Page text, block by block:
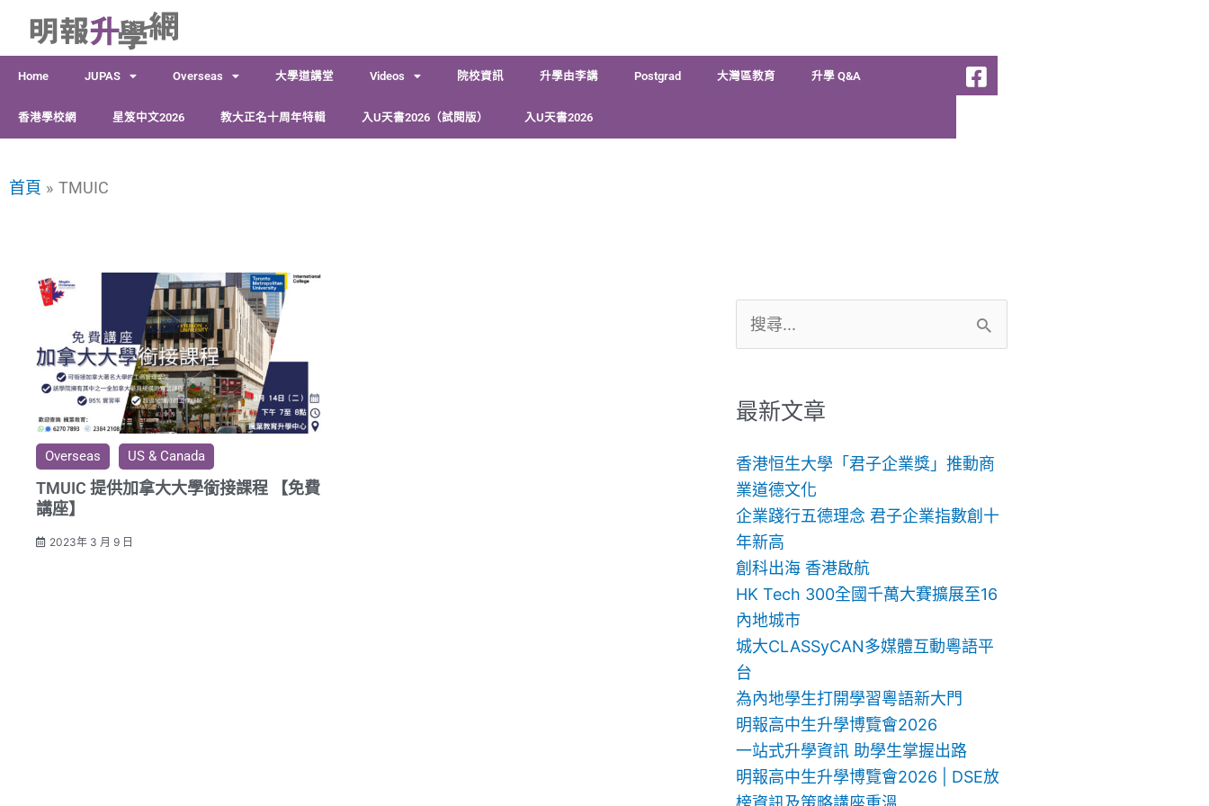
容
Home JUPAS Overseas 大學道講堂 Videos 院校資訊 升學由李講 Postgrad 大灣區教育 升學 Q&A
香港學校網 星笈中文2026 教大正名十周年特輯 入U天書2026（試閱版） 入U天書2026
首頁 TMUIC
Overseas US & Canada
TMUIC 提供加拿大大學銜接課程 【免費
講座】
2023年 3 月 9 日
尋
鍵
最新文章
香港恒生大學「君子企業獎」推動商
業道德文化
企業踐行五德理念 君子企業指數創十
年新高
創科出海 香港啟航
HK Tech 300全國千萬大賽擴展至16
內地城市
城大CLASSyCAN多媒體互動粵語平
台
為內地學生打開學習粵語新大門
明報高中生升學博覽會2026
一站式升學資訊 助學生掌握出路
明報高中生升學博覽會2026 | DSE放